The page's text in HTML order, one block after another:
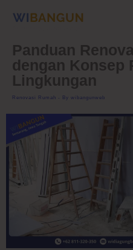
Panduan
dengan Konsep
Lingkungan
Renovasi Rumah - By wibangunweb